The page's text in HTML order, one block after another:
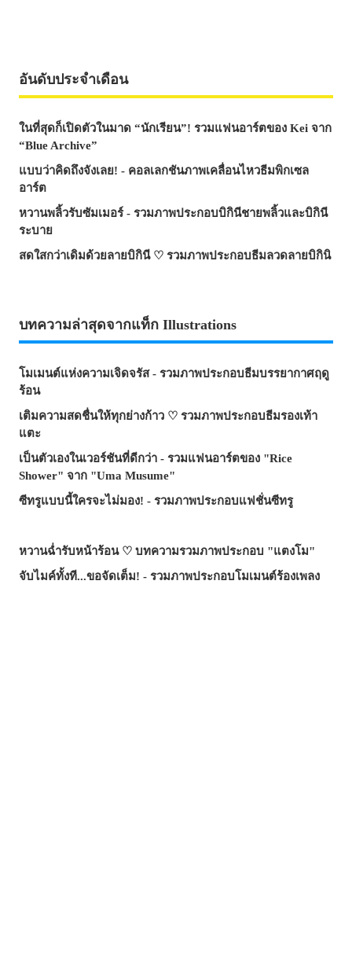
อันดับประจำเดือน
ในที่สุดก็เปิดตัวในมาด “นักเรียน”! รวมแฟนอาร์ตของ Kei จาก
“Blue Archive”
แบบว่าคิดถึงจังเลย! - คอลเลกชันภาพเคลื่อนไหวธีมพิกเซล
อาร์ต
หวานพลิ้วรับซัมเมอร์ - รวมภาพประกอบบิกินีชายพลิ้วและบิกินี
ระบาย
สดใสกว่าเดิมด้วยลายบิกินี ♡ รวมภาพประกอบธีมลวดลายบิกินิ
บทความล่าสุดจากแท็ก Illustrations
โมเมนต์แห่งความเจิดจรัส - รวมภาพประกอบธีมบรรยากาศฤดู
ร้อน
เติมความสดชื่นให้ทุกย่างก้าว ♡ รวมภาพประกอบธีมรองเท้า
แตะ
เป็นตัวเองในเวอร์ชันที่ดีกว่า - รวมแฟนอาร์ตของ "Rice
Shower" จาก "Uma Musume"
ซีทรูแบบนี้ใครจะไม่มอง! - รวมภาพประกอบแฟชั่นซีทรู
หวานฉ่ำรับหน้าร้อน ♡ บทความรวมภาพประกอบ "แตงโม"
จับไมค์ทั้งที...ขอจัดเต็ม! - รวมภาพประกอบโมเมนต์ร้องเพลง